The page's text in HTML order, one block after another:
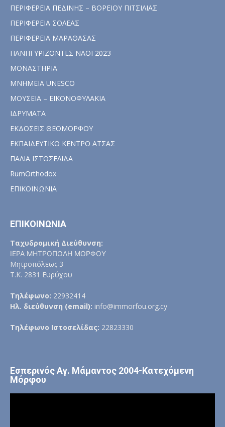
ΠΕΡΙΦΕΡΕΙΑ ΠΕΔΙΝΗΣ – ΒΟΡΕΙΟΥ ΠΙΤΣΙΛΙΑΣ
ΠΕΡΙΦΕΡΕΙΑ ΣΟΛΕΑΣ
ΠΕΡΙΦΕΡΕΙΑ ΜΑΡΑΘΑΣΑΣ
ΠΑΝΗΓΥΡΙΖΟΝΤΕΣ ΝΑΟΙ 2023
ΜΟΝΑΣΤΗΡΙΑ
ΜΝΗΜΕΙΑ UNESCO
ΜΟΥΣΕΙΑ – ΕΙΚΟΝΟΦΥΛΑΚΙΑ
ΙΔΡΥΜΑΤΑ
ΕΚΔΟΣΕΙΣ ΘΕΟΜΟΡΦΟΥ
ΕΚΠΑΙΔΕΥΤΙΚΟ ΚΕΝΤΡΟ ΑΤΣΑΣ
ΠΑΛΙΑ ΙΣΤΟΣΕΛΙΔΑ
RumOrthodox
ΕΠΙΚΟΙΝΩΝΙΑ
ΕΠΙΚΟΙΝΩΝΙΑ
Ταχυδρομική Διεύθυνση:
ΙΕΡΑ ΜΗΤΡΟΠΟΛΗ ΜΟΡΦΟΥ
Μητροπόλεως 3
Τ.Κ. 2831 Ευρύχου
Τηλέφωνο: 22932414
Ηλ. διεύθυνση (email): info@immorfou.org.cy
Τηλέφωνο Ιστοσελίδας: 22823330
Εσπερινός Αγ. Μάμαντος 2004-Κατεχόμενη
Μόρφου